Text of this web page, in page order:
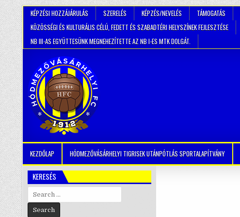
KÉPZÉSI HOZZÁJÁRULÁS SZERELÉS KÉPZÉS/NEVELÉS TÁMOGATÁS
KÖZÖSSÉGI ÉS KULTURÁLIS CÉLÚ, FEDETT ÉS SZABADTÉRI HELYSZÍNEK FEJLESZTÉSE
NB III-AS EGYÜTTESÜNK MEGNEHEZÍTETTE AZ NB I-ES MTK DOLGÁT.
KEZDŐLAP HÓDMEZŐVÁSÁRHELYI TIGRISEK UTÁNPÓTLÁS SPORTALAPÍTVÁNY
KERESÉS
Search
for: